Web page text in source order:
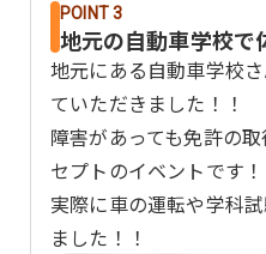
POINT 3
地元の自動車学校で
地元にある自動車学校
ていただきました！！
障害があっても免許の
セプトのイベントです！
実際に車の運転や学科
ました！！